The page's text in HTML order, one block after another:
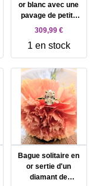
or blanc avec une
pavage de petits
diamants Or 750
2,35g
309,99 €
1 en stock
Bague solitaire en
or sertie d'un
diamant de